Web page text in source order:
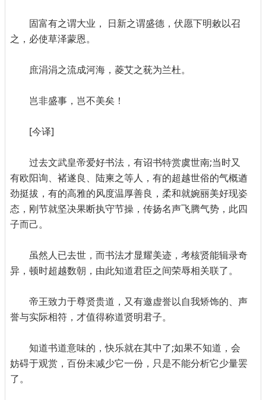
固富有之谓大业， 日新之谓盛德，伏愿下明敕以召
之，必使草泽蒙恩。
庶涓涓之流成河海，菱艾之莸为兰杜。
岂非盛事，岂不美矣！
[今译]
过去文武皇帝爱好书法，有诏书特赏虞世南;当时又
有欧阳询、褚遂良、陆柬之等人，有的超越世俗的气概遒
劲挺拔，有的高雅的风度温厚善良，柔和就婉丽美好现姿
态，刚节就坚决果断执守节操，传扬名声飞腾气势，此四
子而己。
虽然人已去世，而书法才显耀美迹，考核贤能辑录奇
异，顿时超越数朝，由此知道君臣之间荣辱相关联了。
帝王致力于尊贤贵道，又有邀虚誉以自我矫饰的、声
誉与实际相符，才值得称道贤明君子。
知道书道意味的，快乐就在其中了;如果不知道，会
妨碍于观赏，百份未减少它一份，只是不能分析它少量罢
了。